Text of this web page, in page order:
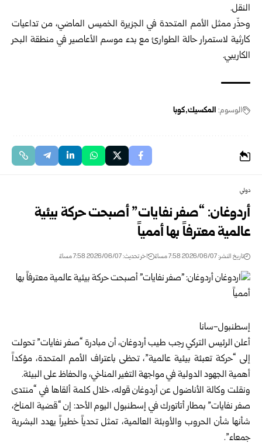
النقل.
وحذّر ممثل الأمم المتحدة في الجزيرة الخميس الماضي، من تداعيات
كارثية لاستمرار حالة الطوارئ مع بدء موسم الأعاصير في منطقة البحر
الكاريبي.
الوسوم: المكسيك كوبا
دولي
أردوغان: “صفر نفايات” أصبحت حركة بيئية
عالمية معترفاً بها أممياً
تاريخ النشر: 2026/06/07 7:58 مساءً اخر تحديث: 2026/06/07 7:58 مساءً
إسطنبول-سانا
أعلن الرئيس التركي رجب طيب أردوغان، أن مبادرة “صفر نفايات” تحولت
إلى “حركة تعبئة بيئية عالمية”، تحظى باعتراف الأمم المتحدة، مؤكداً
أهمية الجهود الدولية في مواجهة التغير المناخي، والحفاظ على البيئة.
ونقلت وكالة الأناضول عن أردوغان قوله، خلال كلمة ألقاها في “منتدى
صفر نفايات” بمطار أتاتورك في إسطنبول اليوم الأحد: إن “قضية المناخ،
شأنها شأن الحروب والأوبئة العالمية، تمثل تحدياً خطيراً يهدد البشرية
جمعاء”.